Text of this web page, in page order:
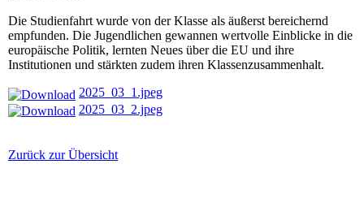
Die Studienfahrt wurde von der Klasse als äußerst bereichernd
empfunden. Die Jugendlichen gewannen wertvolle Einblicke in die
europäische Politik, lernten Neues über die EU und ihre
Institutionen und stärkten zudem ihren Klassenzusammenhalt.
2025_03_1.jpeg
2025_03_2.jpeg
Zurück zur Übersicht